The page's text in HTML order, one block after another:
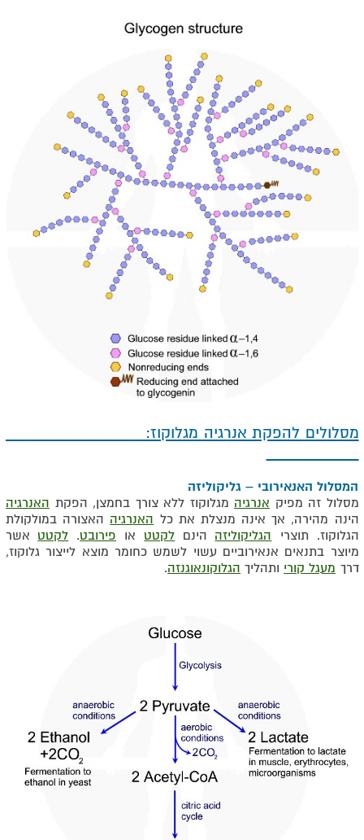
מסלולים להפקת אנרגיה מגלוקוז:
המסלול האנאירובי – גליקוליזה
מסלול זה מפיק אנרגיה מגלוקוז ללא צורך בחמצן, הפקת האנרגיה
הינה מהירה, אך אינה מנצלת את כל האנרגיה האצורה במולקולת
הגלוקוז. תוצרי הגליקוליזה הינם לקטטאו פירובט. לקטטאשר
מיוצר בתנאים אנאירוביים עשוי לשמש כחומר מוצא לייצור גלוקוז,
דרך מעגל קורי ותהליך הגלוקונאוגנזה.